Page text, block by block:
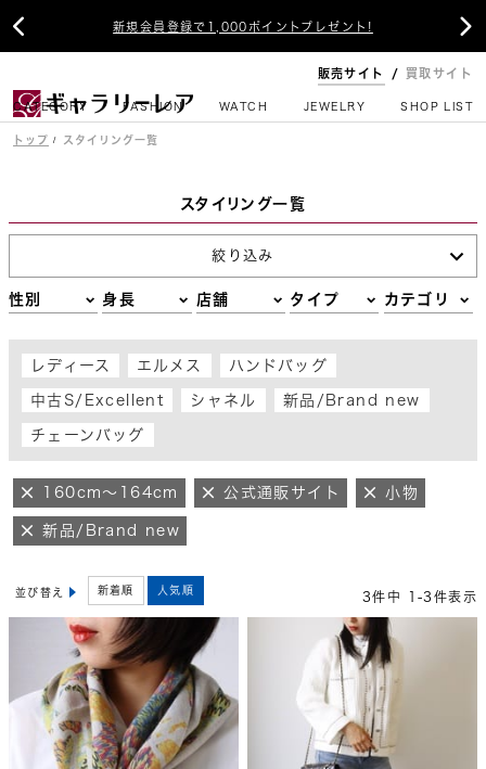
新規会員登録で1,000ポイントプレゼント!
 
販売サイト 買取サイト
CATEGORY FASHION WATCH JEWELRY SHOP LIST
トップ スタイリング一覧
スタイリング一覧
絞り込み
性別 身長 店舗 タイプ カテゴリ
レディース エルメス ハンドバッグ
中古S/Excellent シャネル 新品/Brand new
チェーンバッグ
160cm～164cm 公式通販サイト 小物
新品/Brand new
並び替え 新着順 人気順 3件中 1 -3 件表示